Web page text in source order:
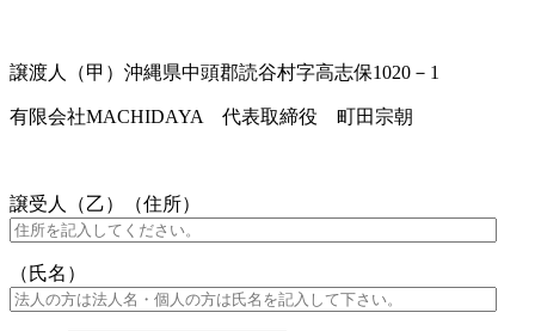
譲渡人（甲）沖縄県中頭郡読谷村字高志保1020－1
有限会社MACHIDAYA 代表取締役 町田宗朝
譲受人（乙）（住所）
（氏名）